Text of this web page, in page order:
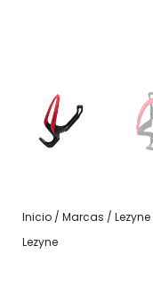
Inicio / Marcas / Lezyne
Lezyne